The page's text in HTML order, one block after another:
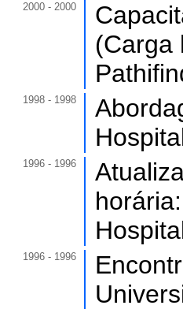
2000 - 2000
(Carga
1998 - 1998
1996 - 1996
1996 - 1996